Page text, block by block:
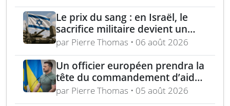
Le prix du sang : en Israël, le
sacrifice militaire devient un
enjeu politique majeur
par Pierre Thomas • 06 août 2026
Un officier européen prendra la
tête du commandement d’aide
militaire à l’Ukraine d’ici un an
par Pierre Thomas • 05 août 2026